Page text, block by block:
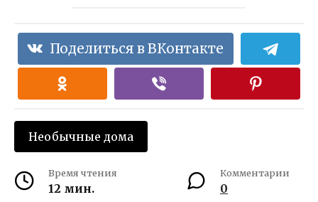
Поделиться в ВКонтакте
Необычные дома
Время чтения
12 мин.
Комментарии
0